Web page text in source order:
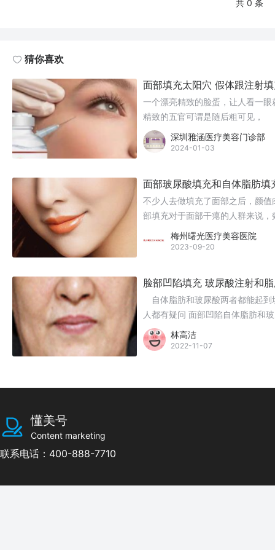
共 0 条
猜你喜欢
面部填充太阳穴 假体跟注射
一个漂亮精致的脸蛋，让人看一
精致的五官可谓是随后粗可见，
深圳雅涵医疗美容门诊部
2024-01-03
面部玻尿酸填充和自体脂肪填
不少人去做填充了面部之后，颜
部填充对于面部干瘪的人群来说
年轻态。面部玻尿酸填充和自体
梅州曙光医疗美容医院
2023-09-20
脸部凹陷填充 玻尿酸注射和
自体脂肪和玻尿酸两者都能起到
人都有疑问 面部凹陷自体脂肪和
林高洁
2022-11-07
懂美号
Content marketing
联系电话：400-888-7710